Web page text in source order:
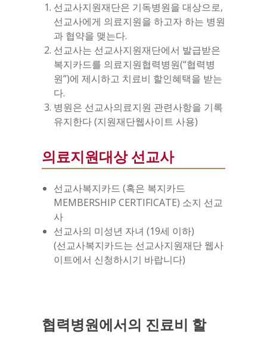
선교사지원재단은 기독병원을 대상으로,
선교사에게 의료지원을 하고자 하는 병원
과 협약을 맺는다.
선교사는 선교사지원재단에서 발급받은
복지카드를 의료지원협력병원(“협력병
원”)에 제시하고 치료비 할인혜택을 받는
다.
병원은 선교사의료지원 관련사항을 기록
유지한다 (지원재단웹사이트 사용)
의료지원대상 선교사
선교사복지카드 (혹은 복지카드
MEMBERSHIP CERTIFICATE) 소지 선교
사
선교사의 미성년 자녀 (19세 이하)
(선교사복지카드는 선교사지원재단 웹사
이트에서 신청하시기 바랍니다)
협력병원에서의 진료비 할